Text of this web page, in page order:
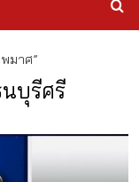
มาศ”
นบุรีศรี